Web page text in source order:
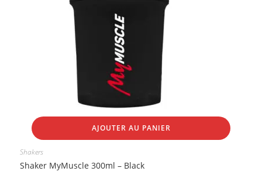
AJOUTER AU PANIER
Shakers
Shaker MyMuscle 300ml – Black